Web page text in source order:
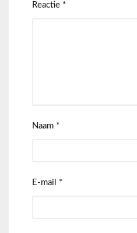
Reactie *
Naam *
E-mail *